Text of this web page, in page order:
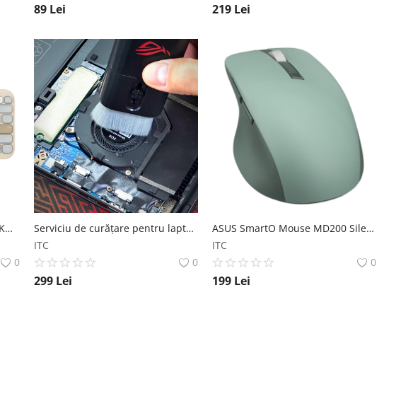
89 Lei 219 Lei
ASUS Marshmallow Keyboard KW100 ASUS
0
Serviciu de curățare pentru laptopul tău
ITC
0
299 Lei
ASUS SmartO Mouse MD200 Silent Plus ASUS
ITC
0
199 Lei